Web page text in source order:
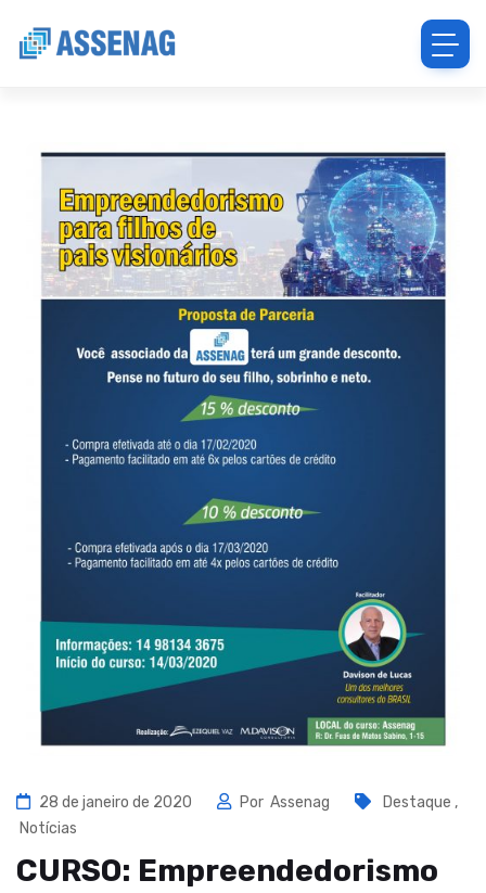
28 de janeiro de 2020 Por Assenag Destaque ,
Notícias
CURSO: Empreendedorismo